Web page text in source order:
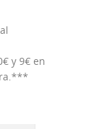
y 9€ en